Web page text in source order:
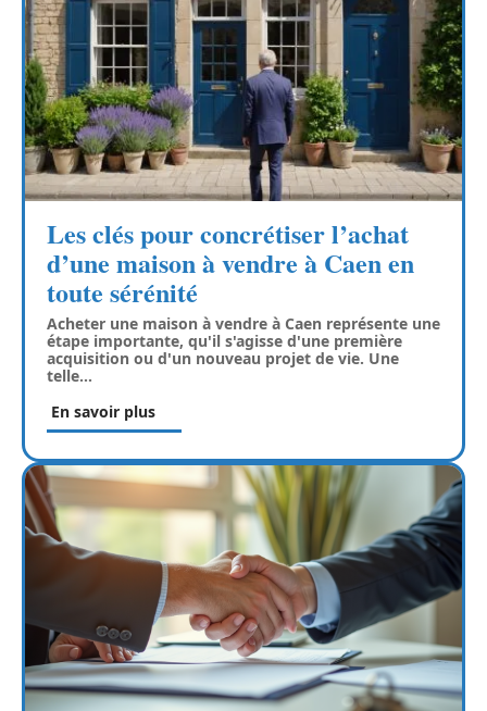
Les clés pour concrétiser l’achat
d’une maison à vendre à Caen en
toute sérénité
Acheter une maison à vendre à Caen représente une
étape importante, qu'il s'agisse d'une première
acquisition ou d'un nouveau projet de vie. Une
telle…
En savoir plus